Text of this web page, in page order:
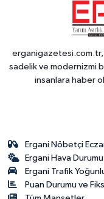
erganigazetesi.com.tr,
sadelik ve modernizmi
insanlara haber
Ergani Nöbetçi
Ergani Hava Durumu
Ergani Trafik
Puan Durumu ve